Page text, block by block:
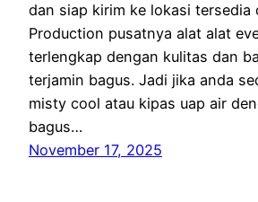
dan siap kirim ke lokasi tersedia
Production pusatnya alat alat
terlengkap dengan kulitas dan
terjamin bagus. Jadi jika anda
misty cool atau kipas uap air
bagus…
November 17, 2025